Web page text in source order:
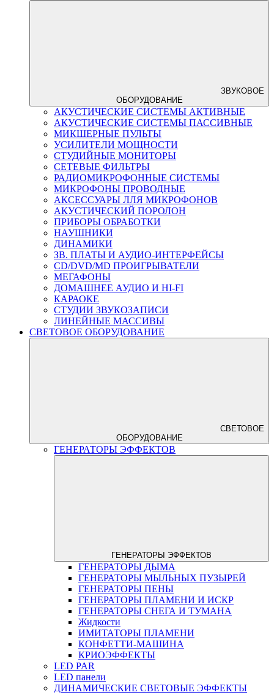
ЗВУКОВОЕ
ОБОРУДОВАНИЕ
АКУСТИЧЕСКИЕ СИСТЕМЫ АКТИВНЫЕ
АКУСТИЧЕСКИЕ СИСТЕМЫ ПАССИВНЫЕ
МИКШЕРНЫЕ ПУЛЬТЫ
УСИЛИТЕЛИ МОЩНОСТИ
СТУДИЙНЫЕ МОНИТОРЫ
СЕТЕВЫЕ ФИЛЬТРЫ
РАДИОМИКРОФОННЫЕ СИСТЕМЫ
МИКРОФОНЫ ПРОВОДНЫЕ
АКСЕССУАРЫ ЛЛЯ МИКРОФОНОВ
АКУСТИЧЕСКИЙ ПОРОЛОН
ПРИБОРЫ ОБРАБОТКИ
НАУШНИКИ
ДИНАМИКИ
ЗВ. ПЛАТЫ И АУДИО-ИНТЕРФЕЙСЫ
CD/DVD/MD ПРОИГРЫВАТЕЛИ
МЕГАФОНЫ
ДОМАШНЕЕ АУДИО И HI-FI
КАРАОКЕ
СТУДИИ ЗВУКОЗАПИСИ
ЛИНЕЙНЫЕ МАССИВЫ
СВЕТОВОЕ ОБОРУДОВАНИЕ
СВЕТОВОЕ
ОБОРУДОВАНИЕ
ГЕНЕРАТОРЫ ЭФФЕКТОВ
ГЕНЕРАТОРЫ ЭФФЕКТОВ
ГЕНЕРАТОРЫ ДЫМА
ГЕНЕРАТОРЫ МЫЛЬНЫХ ПУЗЫРЕЙ
ГЕНЕРАТОРЫ ПЕНЫ
ГЕНЕРАТОРЫ ПЛАМЕНИ И ИСКР
ГЕНЕРАТОРЫ СНЕГА И ТУМАНА
Жидкости
ИМИТАТОРЫ ПЛАМЕНИ
КОНФЕТТИ-МАШИНА
КРИОЭФФЕКТЫ
LED PAR
LED панели
ДИНАМИЧЕСКИЕ СВЕТОВЫЕ ЭФФЕКТЫ